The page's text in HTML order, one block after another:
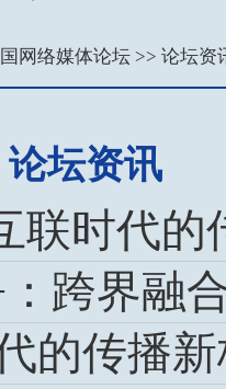
网络媒体论坛 >> 论坛资
论坛资讯
联时代
：跨界融
的传播